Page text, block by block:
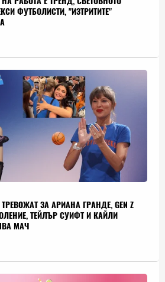
ФУТБОЛИСТИ, "ИЗТРИТИТЕ"
ЗА АРИАНА ГРАНДЕ, GEN Z
ТЕЙЛЪР СУИФТ И КАЙЛИ
МАЧ